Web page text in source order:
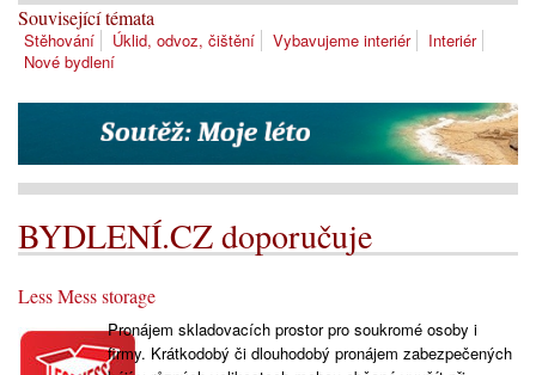
Související témata
Stěhování Úklid, odvoz, čištění Vybavujeme interiér
Interiér
Nové bydlení
BYDLENÍ.CZ doporučuje
Less Mess storage
Pronájem skladovacích prostor pro soukromé osoby i
firmy. Krátkodobý či dlouhodobý pronájem zabezpečených